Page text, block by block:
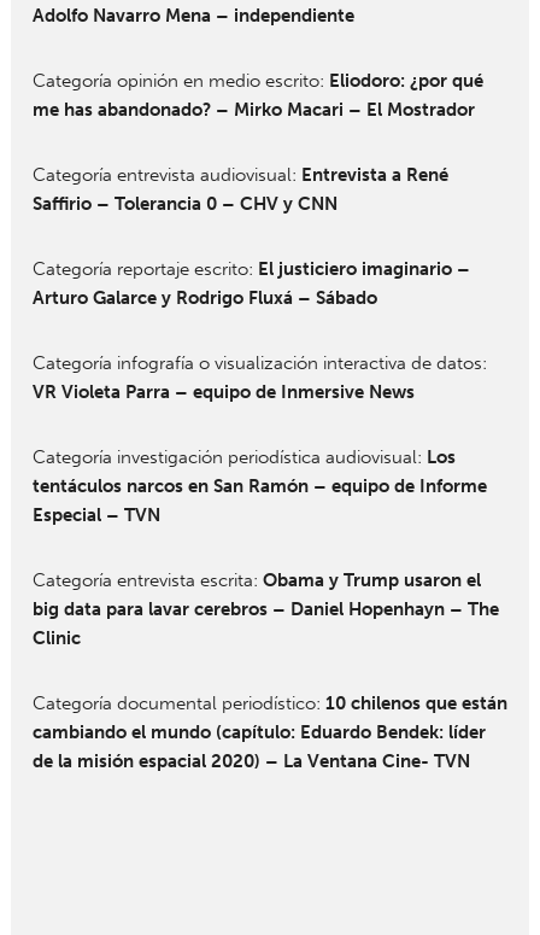
Adolfo Navarro Mena – independiente
Categoría opinión en medio escrito: Eliodoro: ¿por qué
me has abandonado? – Mirko Macari – El Mostrador
Categoría entrevista audiovisual: Entrevista a René
Saffirio – Tolerancia 0 – CHV y CNN
Categoría reportaje escrito: El justiciero imaginario –
Arturo Galarce y Rodrigo Fluxá – Sábado
Categoría infografía o visualización interactiva de datos:
VR Violeta Parra – equipo de Inmersive News
Categoría investigación periodística audiovisual: Los
tentáculos narcos en San Ramón – equipo de Informe
Especial – TVN
Categoría entrevista escrita: Obama y Trump usaron el
big data para lavar cerebros – Daniel Hopenhayn – The
Clinic
Categoría documental periodístico: 10 chilenos que están
cambiando el mundo (capítulo: Eduardo Bendek: líder
de la misión espacial 2020) – La Ventana Cine- TVN